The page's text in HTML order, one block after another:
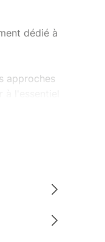
dédié à
approches
l'essentiel
j'animerai